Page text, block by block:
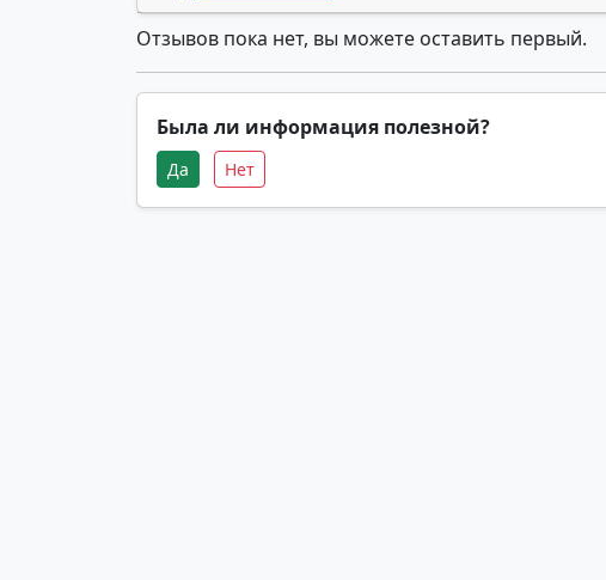
Отзывов пока нет, вы можете оставить первый.
Была ли информация полезной?
Да Нет